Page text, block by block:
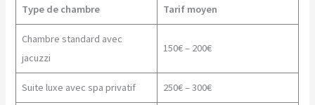
Type de chambre
Tarif moyen
Chambre standard avec
jacuzzi
150€ – 200€
Suite luxe avec spa privatif 250€ – 300€